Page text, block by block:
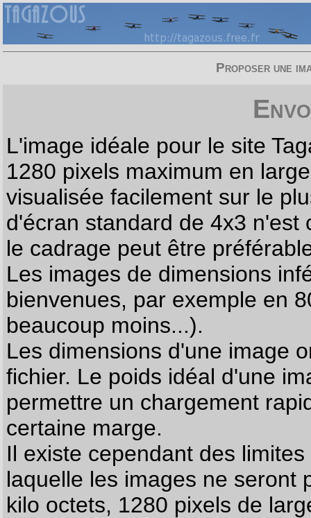
Proposer une
L'image idéale pour le site
1280 pixels maximum en
visualisée facilement sur le
d'écran standard de 4x3
le cadrage peut être
Les images de dimensions
bienvenues, par exemple en
beaucoup moins...).
Les dimensions d'une image
fichier. Le poids idéal d'une
permettre un chargement
certaine marge.
Il existe cependant des
laquelle les images ne seront
kilo octets, 1280 pixels de